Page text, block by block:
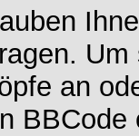
an
BBCode